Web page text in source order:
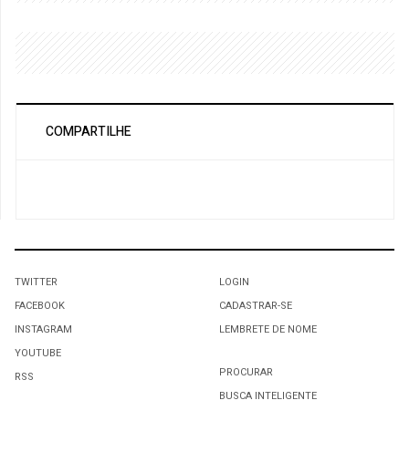
COMPARTILHE
TWITTER
FACEBOOK
INSTAGRAM
YOUTUBE
RSS
LOGIN
CADASTRAR-SE
LEMBRETE DE NOME
PROCURAR
BUSCA INTELIGENTE